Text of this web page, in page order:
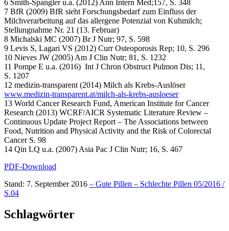
6 Smith-Spangler u.a. (2012) Ann Intern Med;157, S. 348
7 BfR (2009) BfR sieht Forschungsbedarf zum Einfluss der
Milchverarbeitung auf das allergene Potenzial von Kuhmilch;
Stellungnahme Nr. 21 (13. Februar)
8 Michalski MC (2007) Br J Nutr; 97, S. 598
9 Levis S, Lagari VS (2012) Curr Osteoporosis Rep; 10, S. 296
10 Nieves JW (2005) Am J Clin Nutr; 81, S. 1232
11 Pompe E u.a. (2016) Int J Chron Obstruct Pulmon Dis; 11,
S. 1207
12 medizin-transparent (2014) Milch als Krebs-Auslöser
www.medizin-transparent.at/milch-als-krebs-ausloeser
13 World Cancer Research Fund, American Institute for Cancer
Research (2013) WCRF/AICR Systematic Literature Review –
Continuous Update Project Report – The Associations between
Food, Nutrition and Physical Activity and the Risk of Colorectal
Cancer S. 98
14 Qin LQ u.a. (2007) Asia Pac J Clin Nutr; 16, S. 467
PDF-Download
Stand: 7. September 2016 – Gute Pillen – Schlechte Pillen 05/2016 /
S.04
Schlagwörter